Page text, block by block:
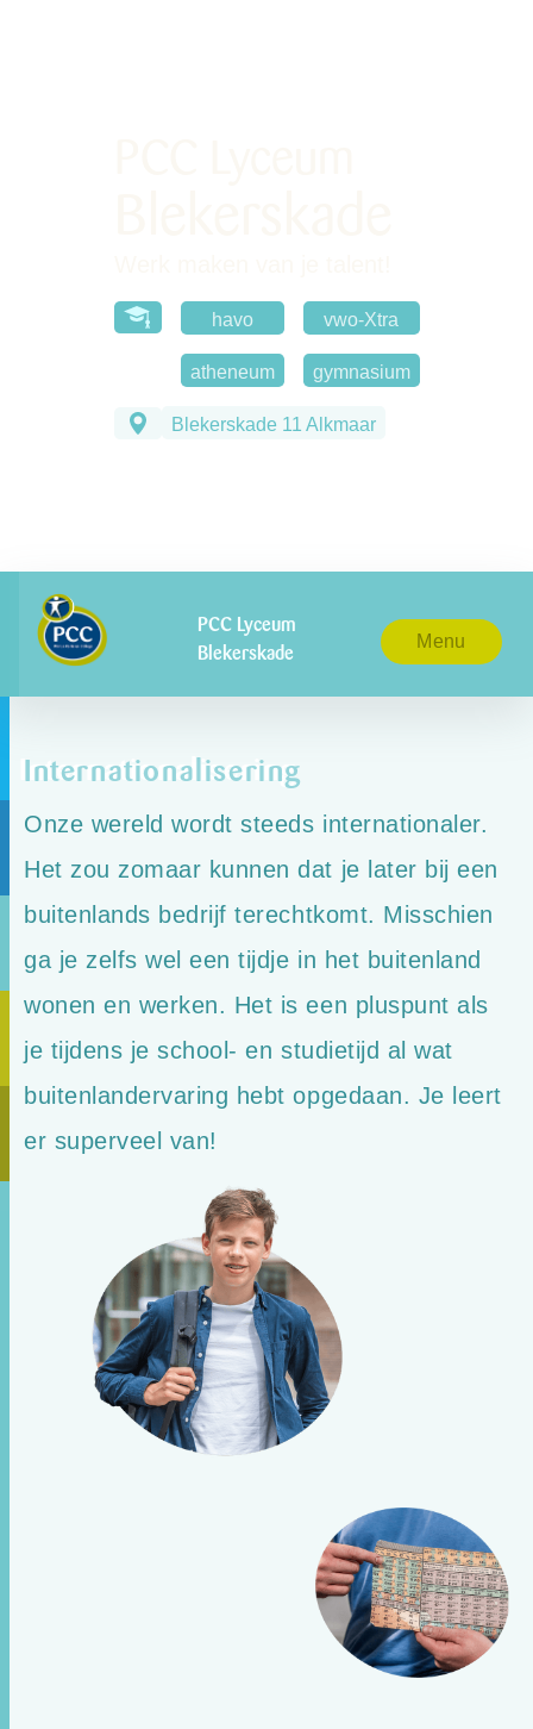
havo
atheneum gymnasium
vwo-Xtra
Blekerskade 11 Alkmaar
PCC Lyceum
Blekerskade
Menu
Internationalisering
Onze wereld wordt steeds internationaler.
Het zou zomaar kunnen dat je later bij een
buitenlands bedrijf terechtkomt. Misschien
ga je zelfs wel een tijdje in het buitenland
wonen en werken. Het is een pluspunt als
je tijdens je school- en studietijd al wat
buitenlandervaring hebt opgedaan. Je leert
er superveel van!